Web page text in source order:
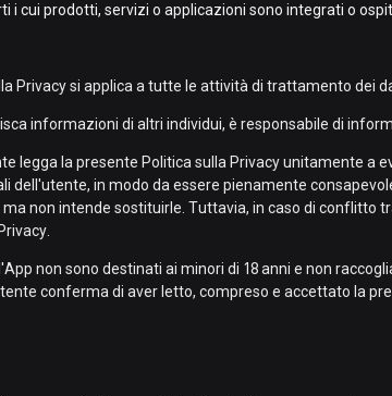
i cui prodotti, servizi o applicazioni sono integrati o
Privacy si applica a tutte le attività di trattamento dei
informazioni di altri individui, è responsabile di
legga la presente Politica sulla Privacy unitamente
dell'utente, in modo da essere pienamente
non intende sostituirle. Tuttavia, in caso di conflitto
l'App non sono destinati ai minori di 18 anni e non
conferma di aver letto, compreso e accettato la